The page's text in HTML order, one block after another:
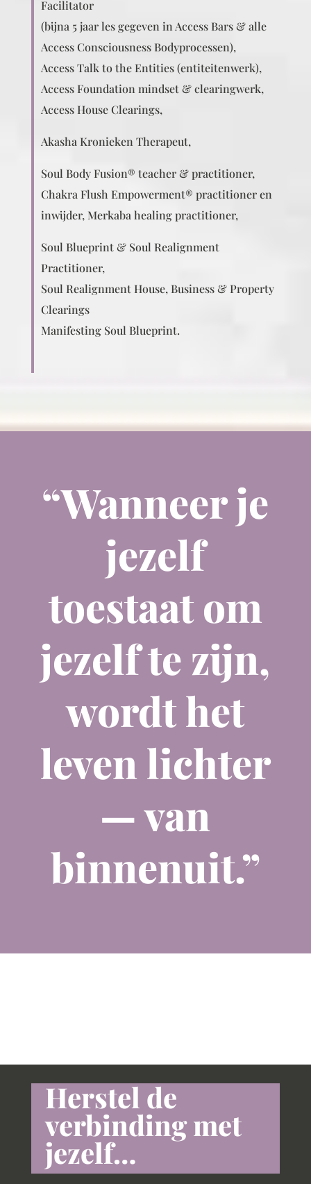
Facilitator
(bijna 5 jaar les gegeven in Access Bars & alle
Access Consciousness Bodyprocessen),
Access Talk to the Entities (entiteitenwerk),
Access Foundation mindset & clearingwerk,
Access House Clearings,
Akasha Kronieken Therapeut,
Soul Body Fusion® teacher & practitioner,
Chakra Flush Empowerment® practitioner en
inwijder, Merkaba healing practitioner,
Soul Blueprint & Soul Realignment
Practitioner,
Soul Realignment House, Business & Property
Clearings
Manifesting Soul Blueprint.
“Wanneer je
jezelf
toestaat om
jezelf te zijn,
wordt het
leven lichter
— van
binnenuit.”
Herstel de
verbinding met
jezelf…